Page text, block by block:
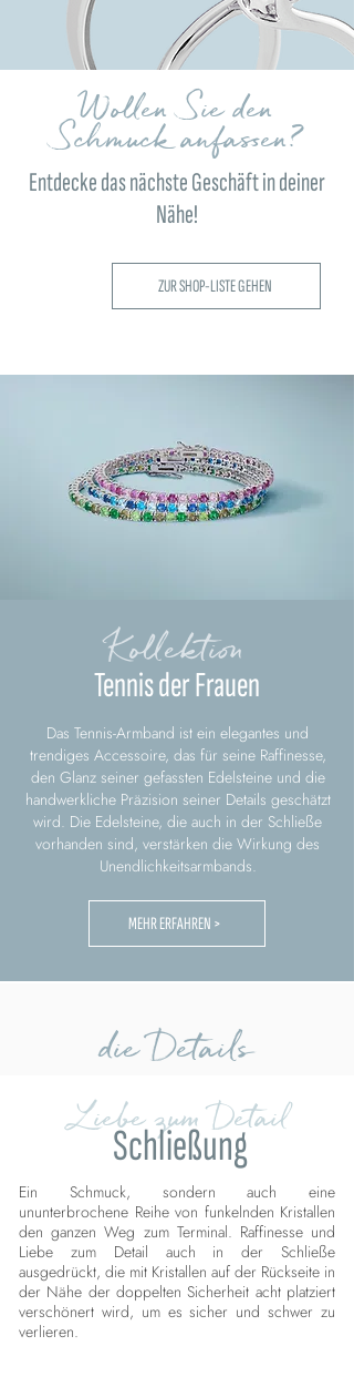
Wollen Sie den
Schmuck anfassen?
Entdecke das nächste Geschäft in deiner
Nähe!
ZUR SHOP-LISTE GEHEN
Kollektion
Tennis der Frauen
Das Tennis-Armband ist ein elegantes und
trendiges Accessoire, das für seine Raffinesse,
den Glanz seiner gefassten Edelsteine und die
handwerkliche Präzision seiner Details geschätzt
wird. Die Edelsteine, die auch in der Schließe
vorhanden sind, verstärken die Wirkung des
Unendlichkeitsarmbands.
MEHR ERFAHREN >
die Details
Liebe zum Detail
Schließung
Ein Schmuck, sondern auch eine
ununterbrochene Reihe von funkelnden Kristallen
den ganzen Weg zum Terminal. Raffinesse und
Liebe zum Detail auch in der Schließe
ausgedrückt, die mit Kristallen auf der Rückseite in
der Nähe der doppelten Sicherheit acht platziert
verschönert wird, um es sicher und schwer zu
verlieren.